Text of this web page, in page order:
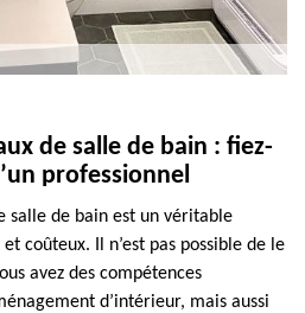
de salle de bain : fiez-
professionnel
salle de bain est un véritable
coûteux. Il n’est pas possible de le
avez des compétences
d’intérieur, mais aussi